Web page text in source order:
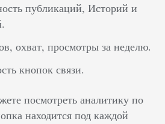
публикаций, Историй и
охват, просмотры за неделю.
кнопок связи.
посмотреть аналитику по
находится под каждой